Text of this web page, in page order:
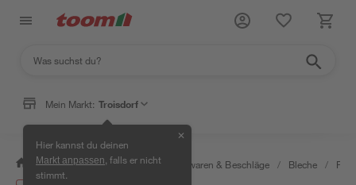
Mein Markt: Troisdorf
Hier kannst du deinen
Markt anpassen , falls er nicht
stimmt.
✕
/ Werkstatt & Maschinen / Eisenwaren & Beschläge / Bleche /